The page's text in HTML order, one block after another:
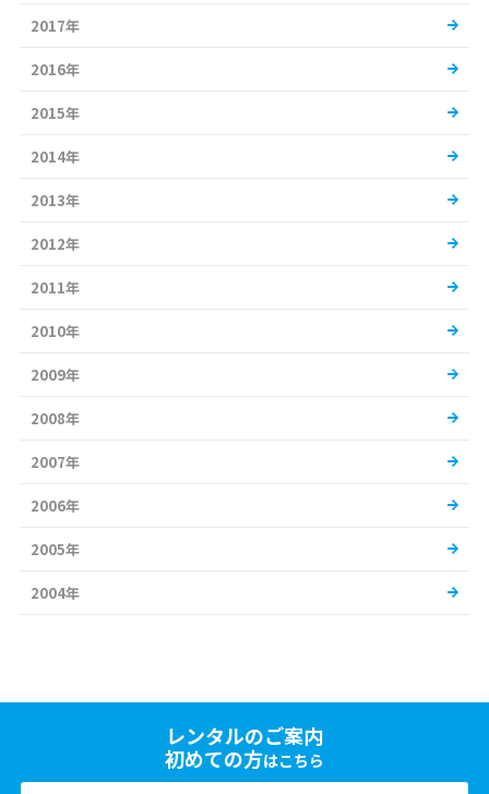
2017年
2016年
2015年
2014年
2013年
2012年
2011年
2010年
2009年
2008年
2007年
2006年
2005年
2004年
レンタルのご案内
初めての方はこちら